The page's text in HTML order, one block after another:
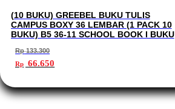
(10 BUKU) GREEBEL BUKU TULIS
CAMPUS BOXY 36 LEMBAR (1 PACK 10
BUKU) B5 36-11 SCHOOL BOOK I BUKU
Rp133.300
Harga
aslinya
Rp 133.300.
Rp 66.650saat
adalah:
Rp 66.650.